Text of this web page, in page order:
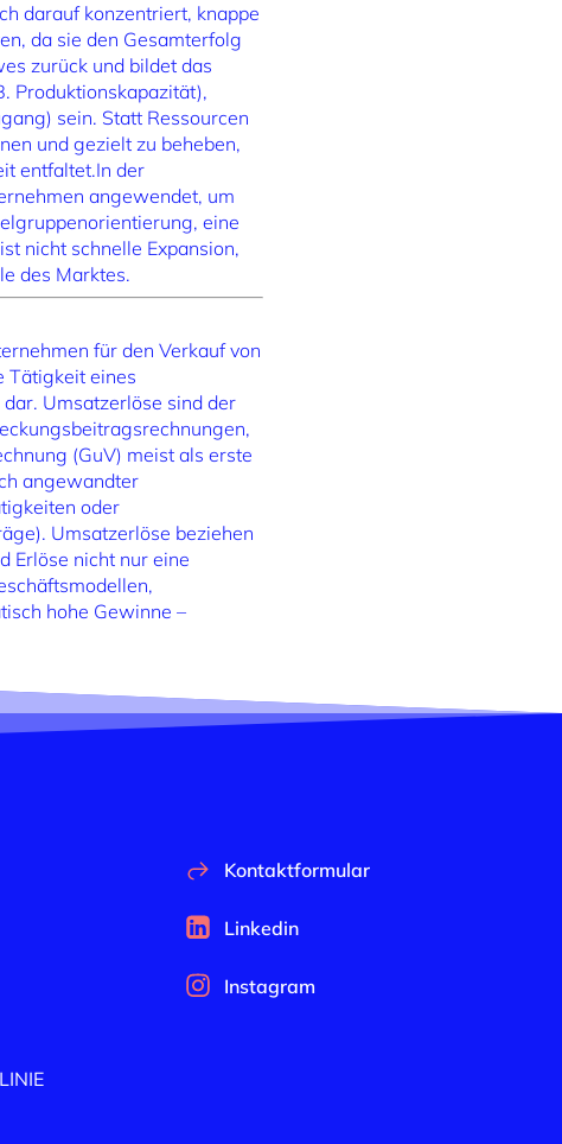
darauf konzentriert, knappe
da sie den Gesamterfolg
zurück und bildet das
Produktionskapazität),
sein. Statt Ressourcen
und gezielt zu beheben,
entfaltet.In der
angewendet, um
eine
nicht schnelle Expansion,
des Marktes.
für den Verkauf von
Tätigkeit eines
Umsatzerlöse sind der
(GuV) meist als erste
angewandter
oder
Umsatzerlöse beziehen
Erlöse nicht nur eine
hohe Gewinne –
Kontaktformular
Linkedin
Instagram